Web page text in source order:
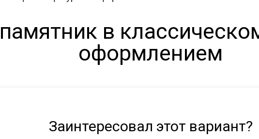
в
оформлением
Заинтересовал этот вариант?